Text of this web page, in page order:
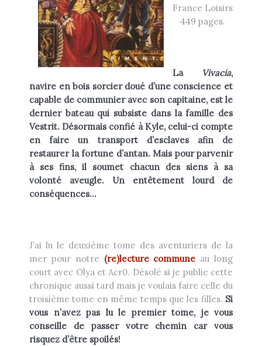
RECHERCHE
France Loisirs
449 pages.
La Vivacia,
navire en bois sorcier doué d’une conscience et
capable de communier avec son capitaine, est le
dernier bateau qui subsiste dans la famille des
Vestrit. Désormais confié à Kyle, celui-ci compte
en faire un transport d’esclaves afin de
restaurer la fortune d’antan. Mais pour parvenir
à ses fins, il soumet chacun des siens à sa
volonté aveugle. Un entêtement lourd de
conséquences…
J’ai lu le deuxième tome des aventuriers de la
mer pour notre (re)lecture commune au long
court avec Olya et Acr0. Désolé si je publie cette
chronique aussi tard mais je voulais faire celle du
troisième tome en même temps que les filles. Si
vous n’avez pas lu le premier tome, je vous
conseille de passer votre chemin car vous
risquez d’être spoilés!